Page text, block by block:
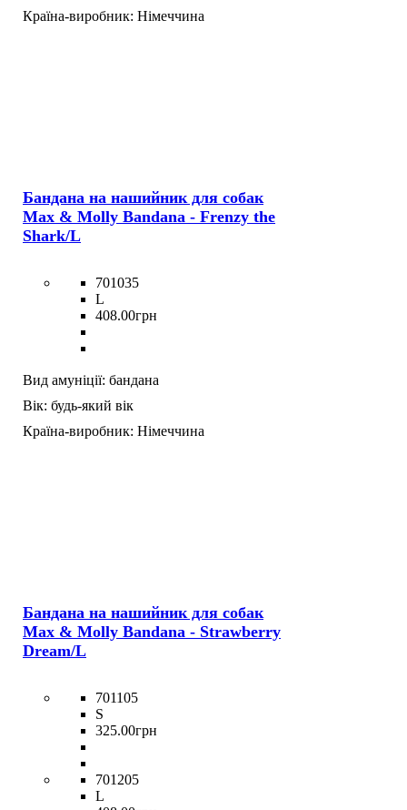
Країна-виробник: Німеччина
Бандана на нашийник для собак
Max & Molly Bandana - Frenzy the
Shark/L
701035
L
408.00грн
Вид амуніції: бандана
Вік: будь-який вік
Країна-виробник: Німеччина
Бандана на нашийник для собак
Max & Molly Bandana - Strawberry
Dream/L
701105
S
325.00грн
701205
L